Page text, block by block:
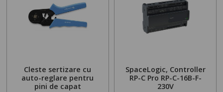
Cleste sertizare cu
auto-reglare pentru
pini de capat
SpaceLogic, Controller
RP-C Pro RP-C-16B-F-
230V